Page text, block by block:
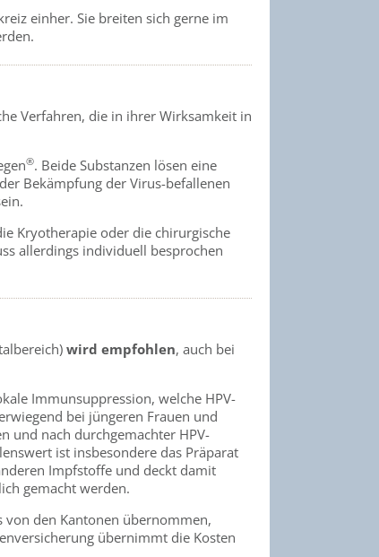
einher. Sie breiten sich gerne im
Verfahren, die in ihrer Wirksamkeit in
®. Beide Substanzen lösen eine
Bekämpfung der Virus-befallenen
Kryotherapie oder die chirurgische
allerdings individuell besprochen
wird empfohlen, auch bei
Immunsuppression, welche HPV-
bei jüngeren Frauen und
und nach durchgemachter HPV-
ist insbesondere das Präparat
Impfstoffe und deckt damit
gemacht werden.
von den Kantonen übernommen,
übernimmt die Kosten